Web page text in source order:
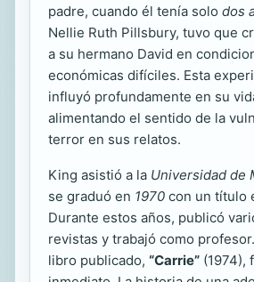
padre, cuando él tenía solo dos
Nellie Ruth Pillsbury, tuvo que
a su hermano David en
económicas difíciles. Esta
influyó profundamente en su
alimentando el sentido de la
terror en sus relatos.
King asistió a la Universidad de
se graduó en 1970 con un título
Durante estos años, publicó
revistas y trabajó como
libro publicado, “Carrie” (1974),